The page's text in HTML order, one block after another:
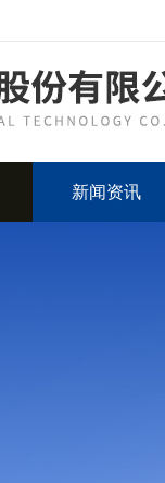
新闻资讯